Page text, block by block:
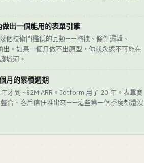
做出一個能用的表單引擎
個技術門檻低的品類——拖拽、條件邏輯、
。如果一個月做不出原型，你就永遠不可能在
城河。
月的累積週期
年才到 ~$2M ARR。Jotform 用了 20 年。表單賽
整合、客戶信任堆出來——這些第一個季度都還沒